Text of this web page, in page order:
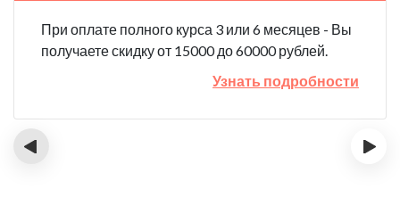
При оплате полного курса 3 или 6 месяцев - Вы
получаете скидку от 15000 до 60000 рублей.
Узнать подробности
‹ ›